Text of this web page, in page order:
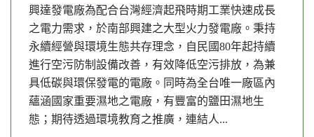
興達發電廠為配合台灣經濟起飛時期工業快速成長
之電力需求，於南部興建之大型火力發電廠。秉持
永續經營與環境生態共存理念，自民國80年起持續
進行空污防制設備改善，有效降低空污排放，為兼
具低碳與環保發電的電廠。同時為全台唯一廠區內
蘊涵國家重要濕地之電廠，有豐富的鹽田濕地生
態；期待透過環境教育之推廣，連結人...